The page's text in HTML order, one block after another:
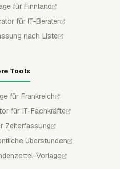
für Finnland
für IT-Berater
nach Liste
Tools
für Frankreich
für IT-Fachkräfte
Zeiterfassung
Überstunden
Vorlage